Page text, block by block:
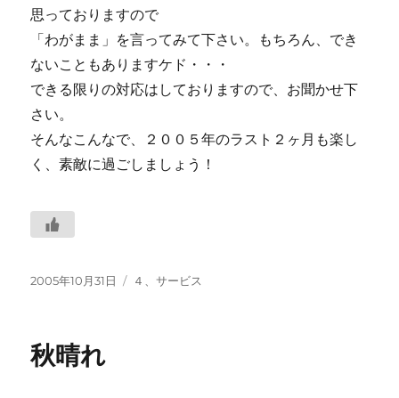
思っておりますので
「わがまま」を言ってみて下さい。もちろん、でき
ないこともありますケド・・・
できる限りの対応はしておりますので、お聞かせ下
さい。
そんなこんなで、２００５年のラスト２ヶ月も楽し
く、素敵に過ごしましょう！
投
2005年10月31日
カ
４、サービス
秋晴れ